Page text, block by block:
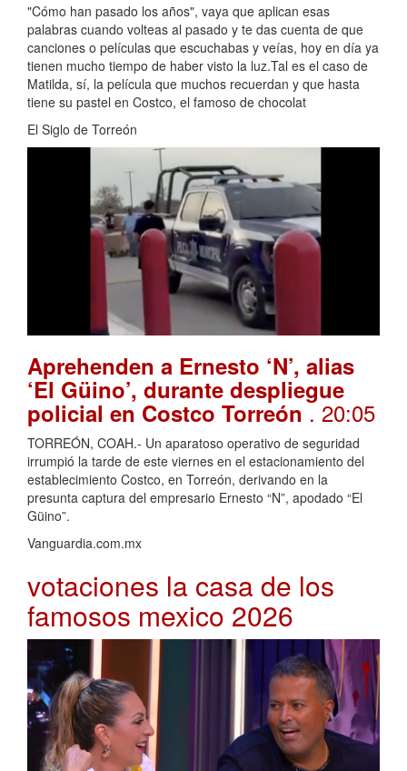
"Cómo han pasado los años", vaya que aplican esas
palabras cuando volteas al pasado y te das cuenta de que
canciones o películas que escuchabas y veías, hoy en día ya
tienen mucho tiempo de haber visto la luz.Tal es el caso de
Matilda, sí, la película que muchos recuerdan y que hasta
tiene su pastel en Costco, el famoso de chocolat
El Siglo de Torreón
Aprehenden a Ernesto ‘N’, alias
‘El Güino’, durante despliegue
policial en Costco Torreón. 20:05
TORREÓN, COAH.- Un aparatoso operativo de seguridad
irrumpió la tarde de este viernes en el estacionamiento del
establecimiento Costco, en Torreón, derivando en la
presunta captura del empresario Ernesto “N”, apodado “El
Güino”.
Vanguardia.com.mx
votaciones la casa de los
famosos mexico 2026